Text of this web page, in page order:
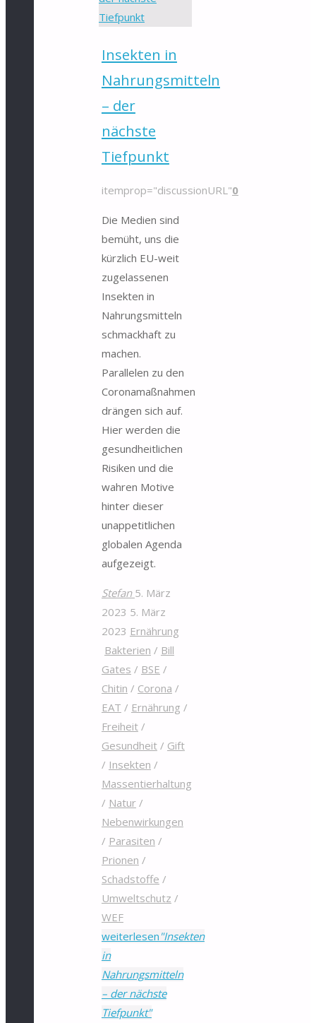
Insekten in
Nahrungsmitteln
– der
nächste
Tiefpunkt
itemprop="discussionURL"0
Die Medien sind
bemüht, uns die
kürzlich EU-weit
zugelassenen
Insekten in
Nahrungsmitteln
schmackhaft zu
machen.
Parallelen zu den
Coronamaßnahmen
drängen sich auf.
Hier werden die
gesundheitlichen
Risiken und die
wahren Motive
hinter dieser
unappetitlichen
globalen Agenda
aufgezeigt.
Stefan 5. März
2023 5. März
2023 Ernährung
Bakterien / Bill
Gates / BSE /
Chitin / Corona /
EAT / Ernährung /
Freiheit/
Gesundheit/ Gift
/ Insekten /
Massentierhaltung
/ Natur/
Nebenwirkungen
/ Parasiten /
Prionen /
Schadstoffe /
Umweltschutz /
WEF
weiterlesen "Insekten
in
Nahrungsmitteln
– der nächste
Tiefpunkt"